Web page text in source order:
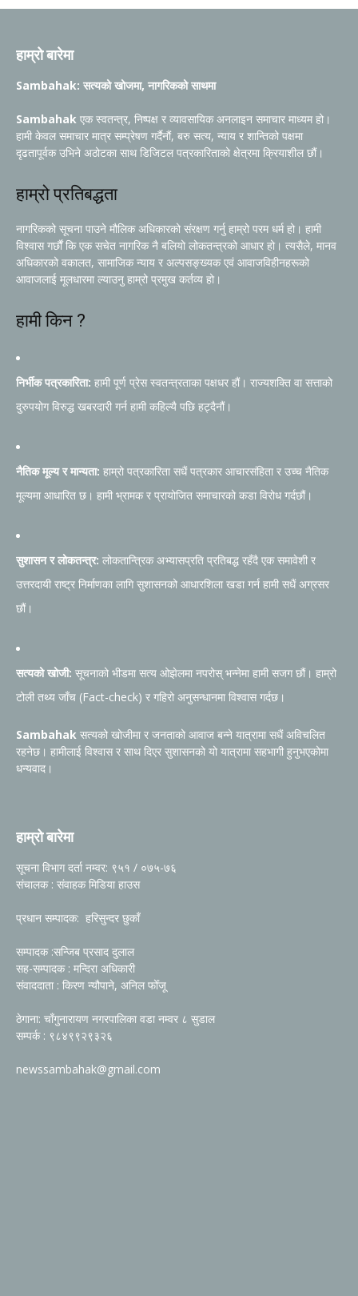
हाम्रो बारेमा
Sambahak: सत्यको खोजमा, नागरिकको साथमा
Sambahak एक स्वतन्त्र, निष्पक्ष र व्यावसायिक अनलाइन समाचार माध्यम हो।
हामी केवल समाचार मात्र सम्प्रेषण गर्दैनौं, बरु सत्य, न्याय र शान्तिको पक्षमा
दृढतापूर्वक उभिने अठोटका साथ डिजिटल पत्रकारिताको क्षेत्रमा क्रियाशील छौं।
हाम्रो प्रतिबद्धता
नागरिकको सूचना पाउने मौलिक अधिकारको संरक्षण गर्नु हाम्रो परम धर्म हो। हामी
विश्वास गर्छौं कि एक सचेत नागरिक नै बलियो लोकतन्त्रको आधार हो। त्यसैले, मानव
अधिकारको वकालत, सामाजिक न्याय र अल्पसङ्ख्यक एवं आवाजविहीनहरूको
आवाजलाई मूलधारमा ल्याउनु हाम्रो प्रमुख कर्तव्य हो।
हामी किन ?
निर्भीक पत्रकारिता: हामी पूर्ण प्रेस स्वतन्त्रताका पक्षधर हौं। राज्यशक्ति वा सत्ताको
दुरुपयोग विरुद्ध खबरदारी गर्न हामी कहिल्यै पछि हट्दैनौं।
नैतिक मूल्य र मान्यता: हाम्रो पत्रकारिता सधैं पत्रकार आचारसंहिता र उच्च नैतिक
मूल्यमा आधारित छ। हामी भ्रामक र प्रायोजित समाचारको कडा विरोध गर्दछौं।
सुशासन र लोकतन्त्र: लोकतान्त्रिक अभ्यासप्रति प्रतिबद्ध रहँदै एक समावेशी र
उत्तरदायी राष्ट्र निर्माणका लागि सुशासनको आधारशिला खडा गर्न हामी सधैं अग्रसर
छौं।
सत्यको खोजी: सूचनाको भीडमा सत्य ओझेलमा नपरोस् भन्नेमा हामी सजग छौं। हाम्रो
टोली तथ्य जाँच (Fact-check) र गहिरो अनुसन्धानमा विश्वास गर्दछ।
Sambahak सत्यको खोजीमा र जनताको आवाज बन्ने यात्रामा सधैं अविचलित
रहनेछ। हामीलाई विश्वास र साथ दिएर सुशासनको यो यात्रामा सहभागी हुनुभएकोमा
धन्यवाद।
हाम्रो बारेमा
सूचना विभाग दर्ता नम्वर: ९५१ / ०७५-७६
संचालक : संवाहक मिडिया हाउस
प्रधान सम्पादक: हरिसुन्दर छुकाँ
सम्पादक :सन्जिब प्रसाद दुलाल
सह-सम्पादक : मन्दिरा अधिकारी
संवाददाता : किरण न्यौपाने, अनिल फोँजू
ठेगाना: चाँगुनारायण नगरपालिका वडा नम्वर ८ सुडाल
सम्पर्क : ९८४९९२९३२६
newssambahak@gmail.com